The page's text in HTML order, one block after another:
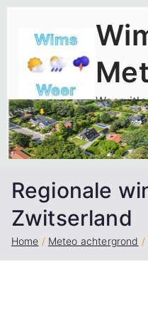
inhoud
Regionale
Zwitserland
Home Meteo achtergrond